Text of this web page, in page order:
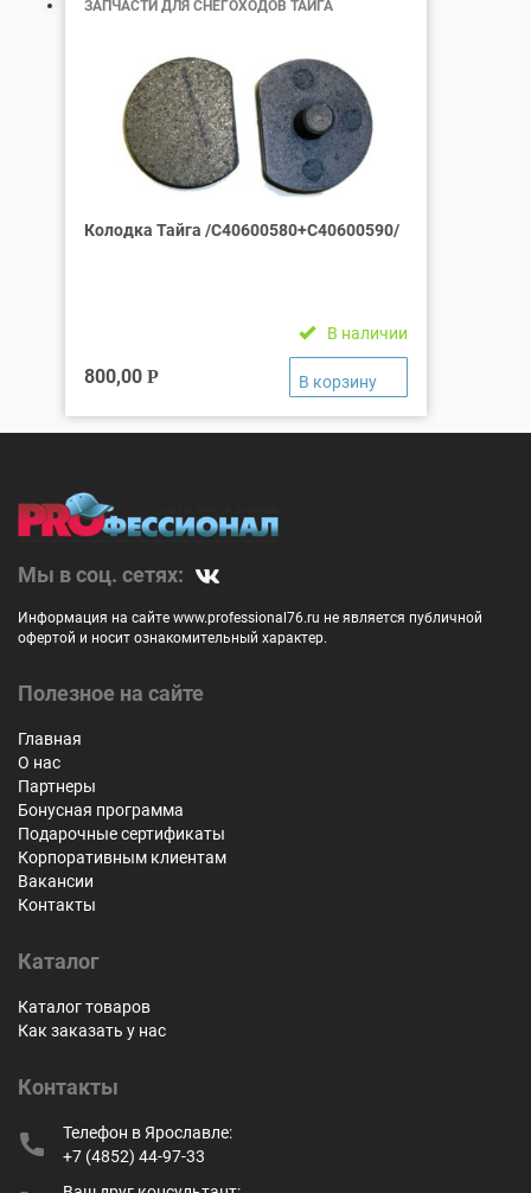
ЗАПЧАСТИ ДЛЯ СНЕГОХОДОВ ТАЙГА
Колодка Тайга /С40600580+С40600590/
В наличии
800,00 Р
Мы в соц. сетях:
Информация на сайте www.professional76.ru не является публичной
офертой и носит ознакомительный характер.
Полезное на сайте
Главная
О нас
Партнеры
Бонусная программа
Подарочные сертификаты
Корпоративным клиентам
Вакансии
Контакты
Каталог
Каталог товаров
Как заказать у нас
Контакты
Телефон в Ярославле:
+7 (4852) 44-97-33